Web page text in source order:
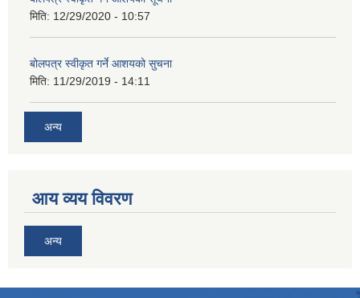
मिति: 12/29/2020 - 10:57
बोलपत्र स्वीकृत गर्ने आशयको सुचना
मिति: 11/29/2019 - 14:11
अन्य
आय व्यय विवरण
अन्य